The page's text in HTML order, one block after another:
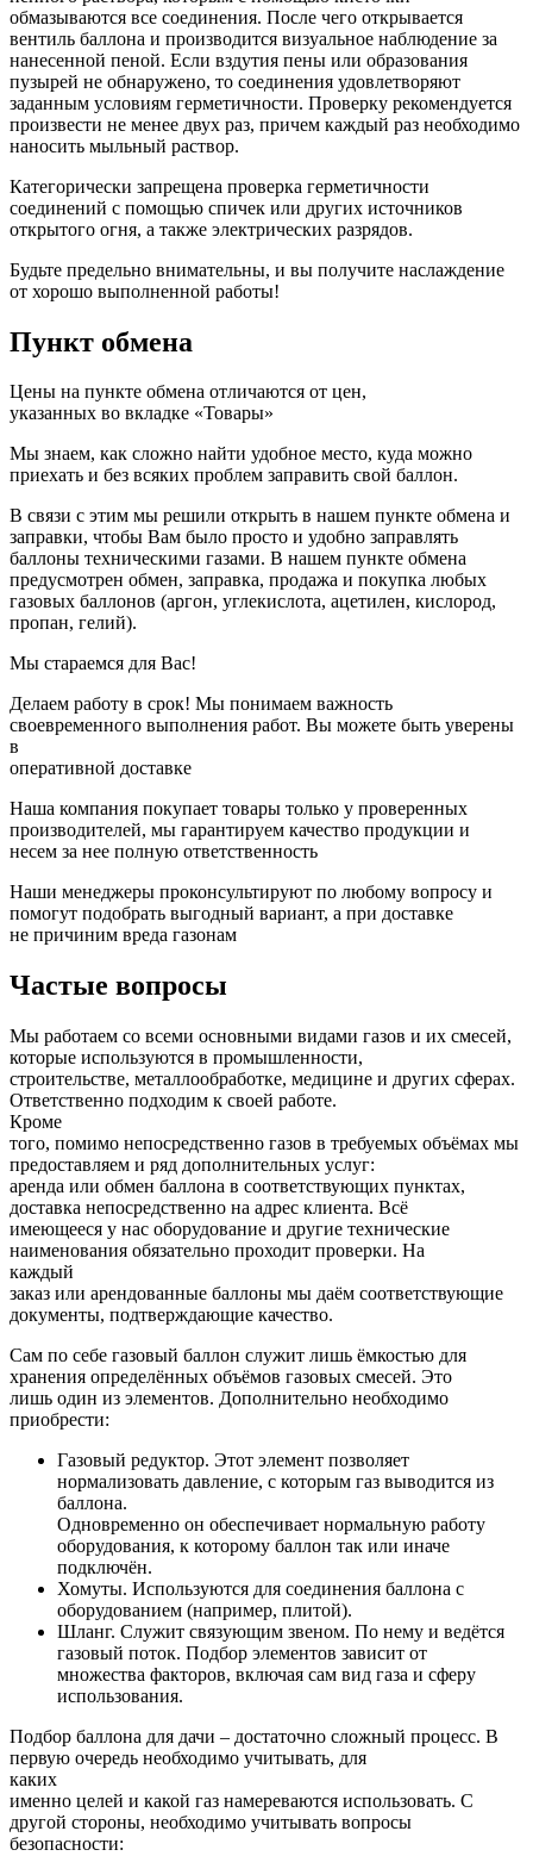
обмазываются все соединения. После чего открывается
вентиль баллона и производится визуальное наблюдение за
нанесенной пеной. Если вздутия пены или образования
пузырей не обнаружено, то соединения удовлетворяют
заданным условиям герметичности. Проверку рекомендуется
произвести не менее двух раз, причем каждый раз необходимо
наносить мыльный раствор.
Категорически запрещена проверка герметичности
соединений с помощью спичек или других источников
открытого огня, а также электрических разрядов.
Будьте предельно внимательны, и вы получите наслаждение
от хорошо выполненной работы!
Пункт обмена
Цены на пункте обмена отличаются от цен,
указанных во вкладке «Товары»
Мы знаем, как сложно найти удобное место, куда можно
приехать и без всяких проблем заправить свой баллон.
В связи с этим мы решили открыть в нашем пункте обмена и
заправки, чтобы Вам было просто и удобно заправлять
баллоны техническими газами. В нашем пункте обмена
предусмотрен обмен, заправка, продажа и покупка любых
газовых баллонов (аргон, углекислота, ацетилен, кислород,
пропан, гелий).
Мы стараемся для Вас!
Делаем работу в срок! Мы понимаем важность
своевременного выполнения работ. Вы можете быть уверены
в
оперативной доставке
Наша компания покупает товары только у проверенных
производителей, мы гарантируем качество продукции и
несем за нее полную ответственность
Наши менеджеры проконсультируют по любому вопросу и
помогут подобрать выгодный вариант, а при доставке
не причиним вреда газонам
Частые вопросы
Мы работаем со всеми основными видами газов и их смесей,
которые используются в промышленности,
строительстве, металлообработке, медицине и других сферах.
Ответственно подходим к своей работе.
Кроме
того, помимо непосредственно газов в требуемых объёмах мы
предоставляем и ряд дополнительных услуг:
аренда или обмен баллона в соответствующих пунктах,
доставка непосредственно на адрес клиента. Всё
имеющееся у нас оборудование и другие технические
наименования обязательно проходит проверки. На
каждый
заказ или арендованные баллоны мы даём соответствующие
документы, подтверждающие качество.
Сам по себе газовый баллон служит лишь ёмкостью для
хранения определённых объёмов газовых смесей. Это
лишь один из элементов. Дополнительно необходимо
приобрести:
Газовый редуктор. Этот элемент позволяет
нормализовать давление, с которым газ выводится из
баллона.
Одновременно он обеспечивает нормальную работу
оборудования, к которому баллон так или иначе
подключён.
Хомуты. Используются для соединения баллона с
оборудованием (например, плитой).
Шланг. Служит связующим звеном. По нему и ведётся
газовый поток. Подбор элементов зависит от
множества факторов, включая сам вид газа и сферу
использования.
Подбор баллона для дачи – достаточно сложный процесс. В
первую очередь необходимо учитывать, для
каких
именно целей и какой газ намереваются использовать. С
другой стороны, необходимо учитывать вопросы
безопасности: